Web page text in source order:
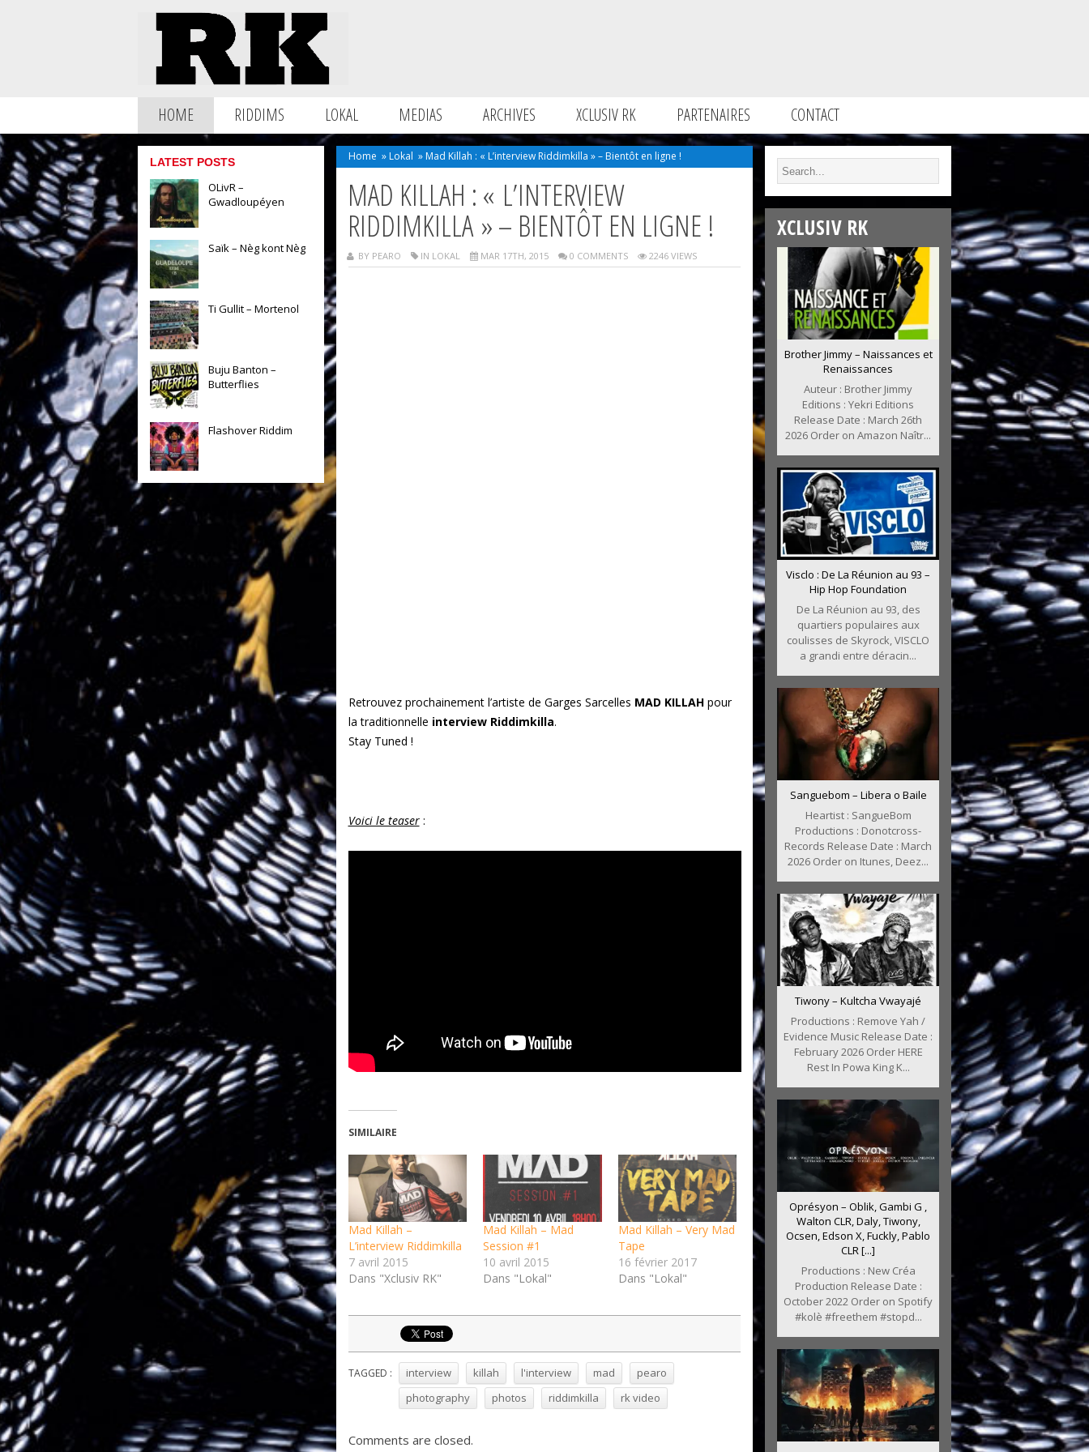
HOME RIDDIMS LOKAL MEDIAS ARCHIVES XCLUSIV RK PARTENAIRES CONTACT
LATEST POSTS
OLivR –
Gwadloupéyen
Saïk – Nèg kont Nèg
Ti Gullit – Mortenol
Buju Banton –
Butterflies
Flashover Riddim
Home » Lokal » Mad Killah : « L’interview Riddimkilla » – Bientôt en ligne !
MAD KILLAH : « L’INTERVIEW
RIDDIMKILLA » – BIENTÔT EN LIGNE !
BY PEARO IN LOKAL MAR 17TH, 2015 0 COMMENTS 2246 VIEWS
Retrouvez prochainement l’artiste de Garges Sarcelles MAD KILLAHpour
la traditionnelle interview Riddimkilla.
Stay Tuned !
Voici le teaser:
SIMILAIRE
Mad Killah –
L’interview Riddimkilla
7 avril 2015
Dans "Xclusiv RK"
Mad Killah – Mad
Session #1
10 avril 2015
Dans "Lokal"
Mad Killah – Very Mad
Tape
16 février 2017
Dans "Lokal"
TAGGED : interview killah l'interview mad
pearo
photography
photos riddimkilla rk video
Comments are closed.
XCLUSIV RK
Brother Jimmy – Naissances et
Renaissances
Auteur : Brother Jimmy
Editions : Yekri Editions
Release Date : March 26th
2026 Order on Amazon Naîtr...
Visclo : De La Réunion au 93 –
Hip Hop Foundation
De La Réunion au 93, des
quartiers populaires aux
coulisses de Skyrock, VISCLO
a grandi entre déracin...
Sanguebom – Libera o Baile
Heartist : SangueBom
Productions : Donotcross-
Records Release Date : March
2026 Order on Itunes, Deez...
Tiwony – Kultcha Vwayajé
Productions : Remove Yah /
Evidence Music Release Date :
February 2026 Order HERE
Rest In Powa King K...
Oprésyon – Oblik, Gambi G ,
Walton CLR, Daly, Tiwony,
Ocsen, Edson X, Fuckly, Pablo
CLR [...]
Productions : New Créa
Production Release Date :
October 2022 Order on Spotify
#kolè #freethem #stopd...